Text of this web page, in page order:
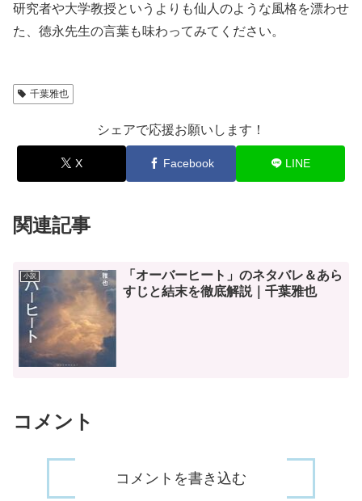
研究者や大学教授というよりも仙人のような風格を漂わせ
た、徳永先生の言葉も味わってみてください。
千葉雅也
シェアで応援お願いします！
X Facebook LINE
関連記事
小説
「オーバーヒート」のネタバレ＆あら
すじと結末を徹底解説｜千葉雅也
コメント
コメントを書き込む